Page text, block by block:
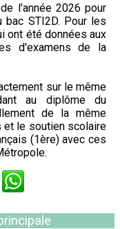
l'année 2026 pour
bac STI2D. Pour les
ont été données aux
d'examens de la
sur le même
au diplôme du
de la même
et le soutien scolaire
(1ère) avec ces